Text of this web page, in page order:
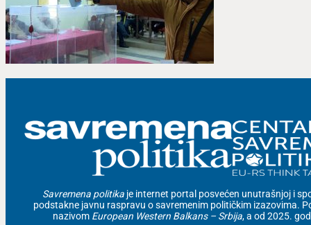
Savremena politika je internet portal posvećen unutrašnjoj i
podstakne javnu raspravu o savremenim političkim izazovima.
nazivom European Western Balkans – Srbija, a od 2025.